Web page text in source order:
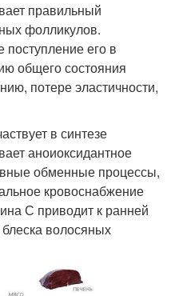
правильный
фолликулов.
поступление его в
общего состояния
потере эластичности,
в синтезе
аноиоксидантное
обменные процессы,
кровоснабжение
С приводит к ранней
блеска волосяных